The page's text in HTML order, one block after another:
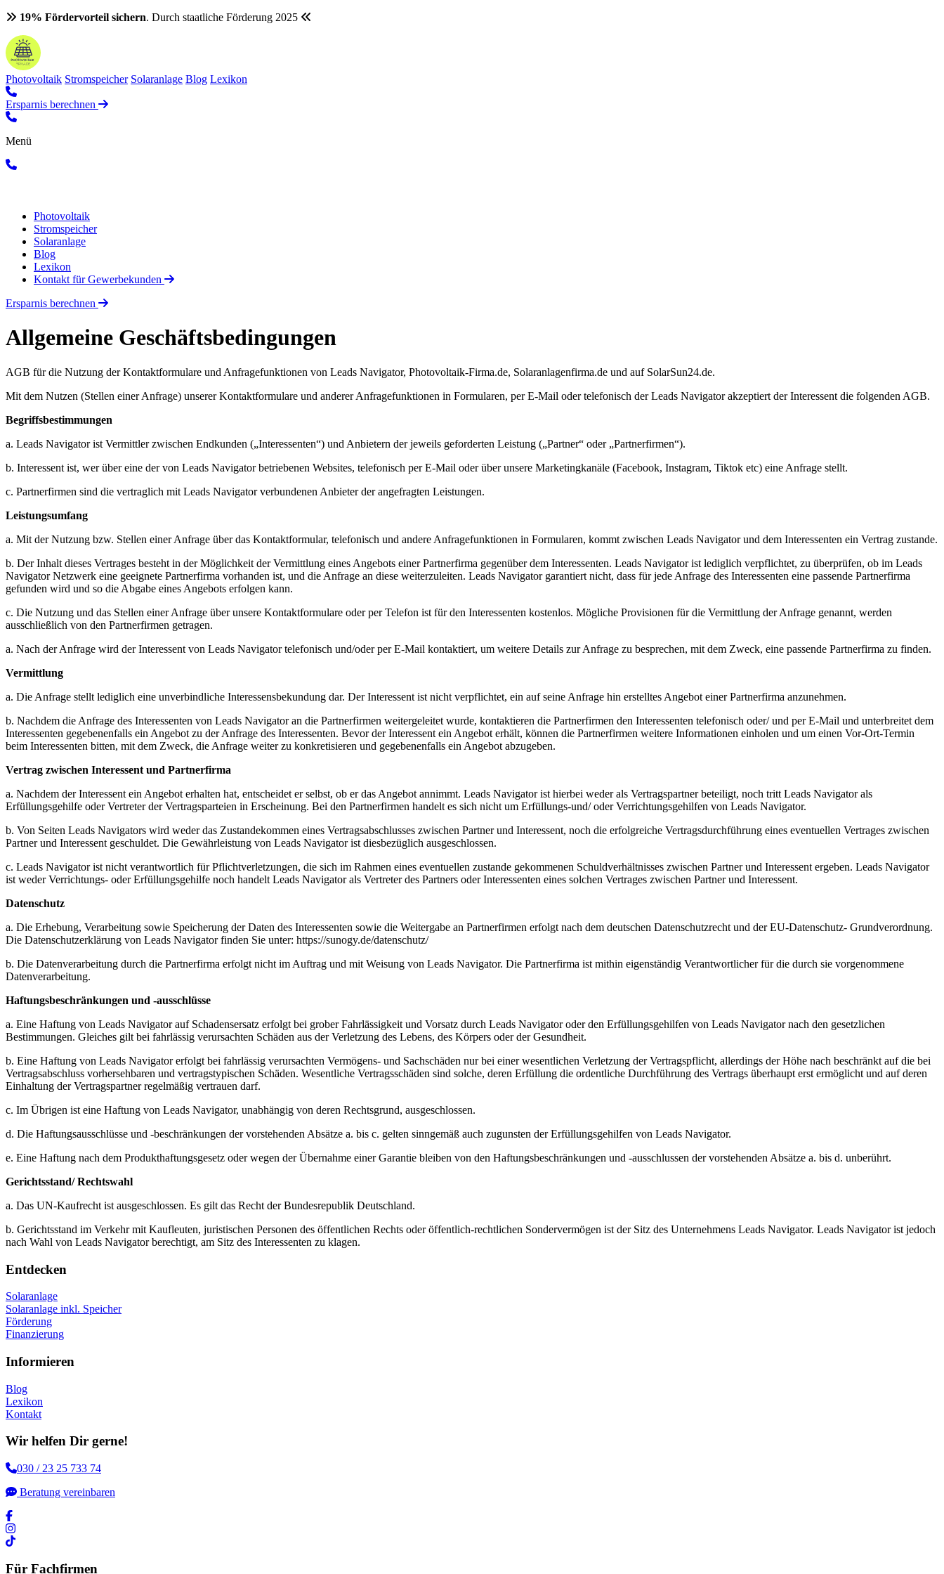
19% Fördervorteil sichern. Durch staatliche Förderung 2025
Photovoltaik Stromspeicher Solaranlage Blog Lexikon
Ersparnis berechnen
Menü
Photovoltaik
Stromspeicher
Solaranlage
Blog
Lexikon
Kontakt für Gewerbekunden
Ersparnis berechnen
Allgemeine Geschäfts­bedingungen
AGB für die Nutzung der Kontaktformulare und Anfragefunktionen von Leads Navigator, Photovoltaik-Firma.de, Solaranlagenfirma.de und auf SolarSun24.de.
Mit dem Nutzen (Stellen einer Anfrage) unserer Kontaktformulare und anderer Anfragefunktionen in Formularen, per E-Mail oder telefonisch der Leads Navigator akzeptiert der Interessent die folgenden AGB.
Begriffsbestimmungen
a. Leads Navigator ist Vermittler zwischen Endkunden („Interessenten“) und Anbietern der jeweils geforderten Leistung („Partner“ oder „Partnerfirmen“).
b. Interessent ist, wer über eine der von Leads Navigator betriebenen Websites, telefonisch per E-Mail oder über unsere Marketingkanäle (Facebook, Instagram, Tiktok etc) eine Anfrage stellt.
c. Partnerfirmen sind die vertraglich mit Leads Navigator verbundenen Anbieter der angefragten Leistungen.
Leistungsumfang
a. Mit der Nutzung bzw. Stellen einer Anfrage über das Kontaktformular, telefonisch und andere Anfragefunktionen in Formularen, kommt zwischen Leads Navigator und dem Interessenten ein Vertrag zustande.
b. Der Inhalt dieses Vertrages besteht in der Möglichkeit der Vermittlung eines Angebots einer Partnerfirma gegenüber dem Interessenten. Leads Navigator ist lediglich verpflichtet, zu überprüfen, ob im Leads
Navigator Netzwerk eine geeignete Partnerfirma vorhanden ist, und die Anfrage an diese weiterzuleiten. Leads Navigator garantiert nicht, dass für jede Anfrage des Interessenten eine passende Partnerfirma
gefunden wird und so die Abgabe eines Angebots erfolgen kann.
c. Die Nutzung und das Stellen einer Anfrage über unsere Kontaktformulare oder per Telefon ist für den Interessenten kostenlos. Mögliche Provisionen für die Vermittlung der Anfrage genannt, werden
ausschließlich von den Partnerfirmen getragen.
a. Nach der Anfrage wird der Interessent von Leads Navigator telefonisch und/oder per E-Mail kontaktiert, um weitere Details zur Anfrage zu besprechen, mit dem Zweck, eine passende Partnerfirma zu finden.
Vermittlung
a. Die Anfrage stellt lediglich eine unverbindliche Interessensbekundung dar. Der Interessent ist nicht verpflichtet, ein auf seine Anfrage hin erstelltes Angebot einer Partnerfirma anzunehmen.
b. Nachdem die Anfrage des Interessenten von Leads Navigator an die Partnerfirmen weitergeleitet wurde, kontaktieren die Partnerfirmen den Interessenten telefonisch oder/ und per E-Mail und unterbreitet dem
Interessenten gegebenenfalls ein Angebot zu der Anfrage des Interessenten. Bevor der Interessent ein Angebot erhält, können die Partnerfirmen weitere Informationen einholen und um einen Vor-Ort-Termin
beim Interessenten bitten, mit dem Zweck, die Anfrage weiter zu konkretisieren und gegebenenfalls ein Angebot abzugeben.
Vertrag zwischen Interessent und Partnerfirma
a. Nachdem der Interessent ein Angebot erhalten hat, entscheidet er selbst, ob er das Angebot annimmt. Leads Navigator ist hierbei weder als Vertragspartner beteiligt, noch tritt Leads Navigator als
Erfüllungsgehilfe oder Vertreter der Vertragsparteien in Erscheinung. Bei den Partnerfirmen handelt es sich nicht um Erfüllungs-und/ oder Verrichtungsgehilfen von Leads Navigator.
b. Von Seiten Leads Navigators wird weder das Zustandekommen eines Vertragsabschlusses zwischen Partner und Interessent, noch die erfolgreiche Vertragsdurchführung eines eventuellen Vertrages zwischen
Partner und Interessent geschuldet. Die Gewährleistung von Leads Navigator ist diesbezüglich ausgeschlossen.
c. Leads Navigator ist nicht verantwortlich für Pflichtverletzungen, die sich im Rahmen eines eventuellen zustande gekommenen Schuldverhältnisses zwischen Partner und Interessent ergeben. Leads Navigator
ist weder Verrichtungs- oder Erfüllungsgehilfe noch handelt Leads Navigator als Vertreter des Partners oder Interessenten eines solchen Vertrages zwischen Partner und Interessent.
Datenschutz
a. Die Erhebung, Verarbeitung sowie Speicherung der Daten des Interessenten sowie die Weitergabe an Partnerfirmen erfolgt nach dem deutschen Datenschutzrecht und der EU-Datenschutz- Grundverordnung.
Die Datenschutzerklärung von Leads Navigator finden Sie unter: https://sunogy.de/datenschutz/
b. Die Datenverarbeitung durch die Partnerfirma erfolgt nicht im Auftrag und mit Weisung von Leads Navigator. Die Partnerfirma ist mithin eigenständig Verantwortlicher für die durch sie vorgenommene
Datenverarbeitung.
Haftungsbeschränkungen und -ausschlüsse
a. Eine Haftung von Leads Navigator auf Schadensersatz erfolgt bei grober Fahrlässigkeit und Vorsatz durch Leads Navigator oder den Erfüllungsgehilfen von Leads Navigator nach den gesetzlichen
Bestimmungen. Gleiches gilt bei fahrlässig verursachten Schäden aus der Verletzung des Lebens, des Körpers oder der Gesundheit.
b. Eine Haftung von Leads Navigator erfolgt bei fahrlässig verursachten Vermögens- und Sachschäden nur bei einer wesentlichen Verletzung der Vertragspflicht, allerdings der Höhe nach beschränkt auf die bei
Vertragsabschluss vorhersehbaren und vertragstypischen Schäden. Wesentliche Vertragsschäden sind solche, deren Erfüllung die ordentliche Durchführung des Vertrags überhaupt erst ermöglicht und auf deren
Einhaltung der Vertragspartner regelmäßig vertrauen darf.
c. Im Übrigen ist eine Haftung von Leads Navigator, unabhängig von deren Rechtsgrund, ausgeschlossen.
d. Die Haftungsausschlüsse und -beschränkungen der vorstehenden Absätze a. bis c. gelten sinngemäß auch zugunsten der Erfüllungsgehilfen von Leads Navigator.
e. Eine Haftung nach dem Produkthaftungsgesetz oder wegen der Übernahme einer Garantie bleiben von den Haftungsbeschränkungen und -ausschlussen der vorstehenden Absätze a. bis d. unberührt.
Gerichtsstand/ Rechtswahl
a. Das UN-Kaufrecht ist ausgeschlossen. Es gilt das Recht der Bundesrepublik Deutschland.
b. Gerichtsstand im Verkehr mit Kaufleuten, juristischen Personen des öffentlichen Rechts oder öffentlich-rechtlichen Sondervermögen ist der Sitz des Unternehmens Leads Navigator. Leads Navigator ist jedoch
nach Wahl von Leads Navigator berechtigt, am Sitz des Interessenten zu klagen.
Entdecken
Solaranlage
Solaranlage inkl. Speicher
Förderung
Finanzierung
Informieren
Blog
Lexikon
Kontakt
Wir helfen Dir gerne!
030 / 23 25 733 74
Beratung vereinbaren
Für Fachfirmen